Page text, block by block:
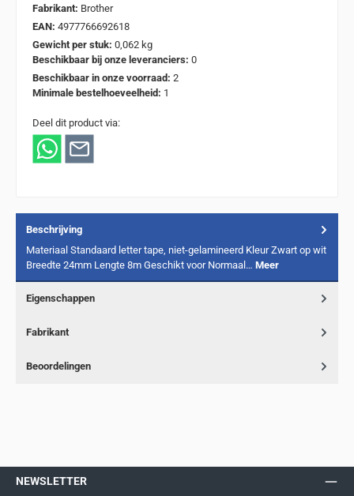
Fabrikant: Brother
EAN: 4977766692618
Gewicht per stuk: 0,062 kg
Beschikbaar bij onze leveranciers: 0
Beschikbaar in onze voorraad: 2
Minimale bestelhoeveelheid: 1
Deel dit product via:
Beschrijving
Materiaal Standaard letter tape, niet-gelamineerd Kleur Zwart op wit
Breedte 24mm Lengte 8m Geschikt voor Normaal… Meer
Eigenschappen
Fabrikant
Beoordelingen
NEWSLETTER